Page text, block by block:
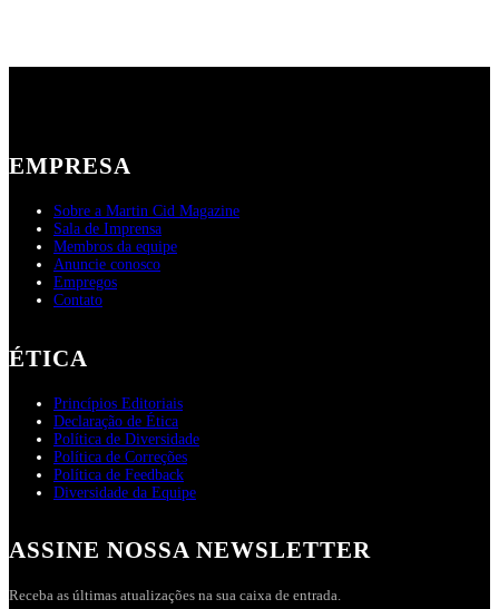
EMPRESA
Sobre a Martin Cid Magazine
Sala de Imprensa
Membros da equipe
Anuncie conosco
Empregos
Contato
ÉTICA
Princípios Editoriais
Declaração de Ética
Política de Diversidade
Política de Correções
Política de Feedback
Diversidade da Equipe
ASSINE NOSSA NEWSLETTER
Receba as últimas atualizações na sua caixa de entrada.